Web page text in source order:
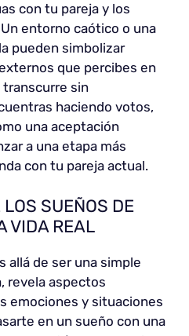
con tu pareja y los
entorno caótico o una
pueden simbolizar
que percibes en
transcurre sin
haciendo votos,
una aceptación
a una etapa más
con tu pareja actual.
SUEÑOS DE
VIDA REAL
allá de ser una simple
revela aspectos
emociones y situaciones
en un sueño con una